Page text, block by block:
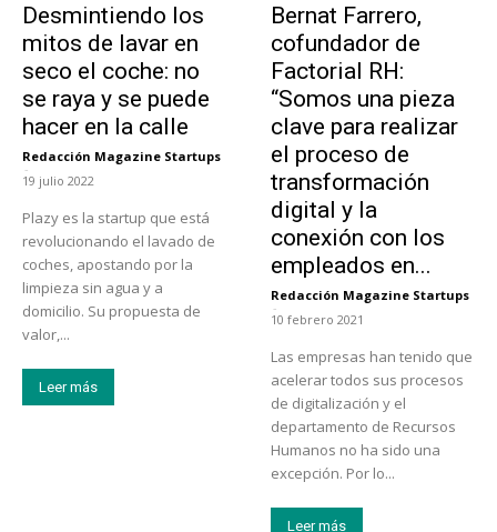
Desmintiendo los
mitos de lavar en
seco el coche: no
se raya y se puede
hacer en la calle
Redacción Magazine Startups
-
19 julio 2022
Plazy es la startup que está
revolucionando el lavado de
coches, apostando por la
limpieza sin agua y a
domicilio. Su propuesta de
valor,...
Leer más
Bernat Farrero,
cofundador de
Factorial RH:
“Somos una pieza
clave para realizar
el proceso de
transformación
digital y la
conexión con los
empleados en...
Redacción Magazine Startups
-
10 febrero 2021
Las empresas han tenido que
acelerar todos sus procesos
de digitalización y el
departamento de Recursos
Humanos no ha sido una
excepción. Por lo...
Leer más